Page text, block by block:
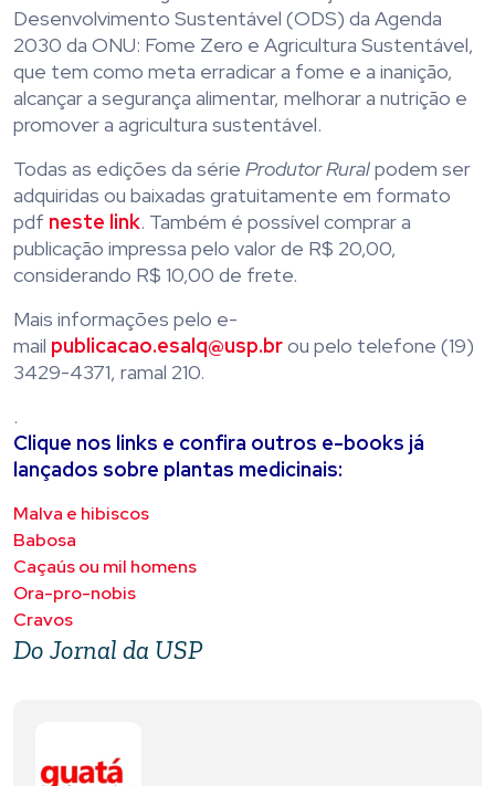
Desenvolvimento Sustentável (ODS) da Agenda
2030 da ONU: Fome Zero e Agricultura Sustentável,
que tem como meta erradicar a fome e a inanição,
alcançar a segurança alimentar, melhorar a nutrição e
promover a agricultura sustentável.
Todas as edições da série Produtor Ruralpodem ser
adquiridas ou baixadas gratuitamente em formato
pdf neste link. Também é possível comprar a
publicação impressa pelo valor de R$ 20,00,
considerando R$ 10,00 de frete.
Mais informações pelo e-
mail publicacao.esalq@usp.brou pelo telefone (19)
3429-4371, ramal 210.
.
Clique nos links e confira outros e-books já
lançados sobre plantas medicinais:
Malva e hibiscos
Babosa
Caçaús ou mil homens
Ora-pro-nobis
Cravos
Do Jornal da USP